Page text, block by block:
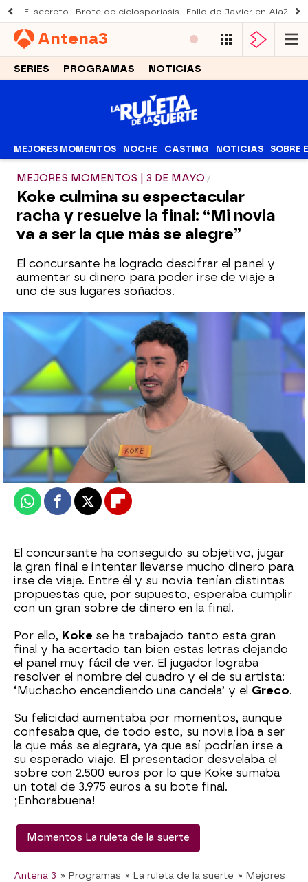
El secreto Brote de ciclosporiasis Fallo de Javier en AlaZ
Antena3
SERIES PROGRAMAS NOTICIAS
MEJORES MOMENTOS NOCHE CASTING NOTICIAS SOBRE
MEJORES MOMENTOS | 3 DE MAYO
Koke culmina su espectacular
racha y resuelve la final: “Mi novia
va a ser la que más se alegre”
El concursante ha logrado descifrar el panel y
aumentar su dinero para poder irse de viaje a
uno de sus lugares soñados.
Cristina hace historia con las pruebas de
velocidad: “Me he quitado la espinita”
Beatriz Alonso de Medina
Publicado:03 de mayo de 2023, 14:58
WhatsappFacebook
X Flipboard
El concursante ha conseguido su objetivo, jugar
la gran final e intentar llevarse mucho dinero para
irse de viaje. Entre él y su novia tenían distintas
propuestas que, por supuesto, esperaba cumplir
con un gran sobre de dinero en la final.
Por ello, Koke se ha trabajado tanto esta gran
final y ha acertado tan bien estas letras dejando
el panel muy fácil de ver. El jugador lograba
resolver el nombre del cuadro y el de su artista:
‘Muchacho encendiendo una candela’ y el Greco.
Su felicidad aumentaba por momentos, aunque
confesaba que, de todo esto, su novia iba a ser
la que más se alegrara, ya que así podrían irse a
su esperado viaje. El presentador desvelaba el
sobre con 2.500 euros por lo que Koke sumaba
un total de 3.975 euros a su bote final.
¡Enhorabuena!
Momentos La ruleta de la suerte
Antena 3 » Programas » La ruleta de la suerte » Mejores